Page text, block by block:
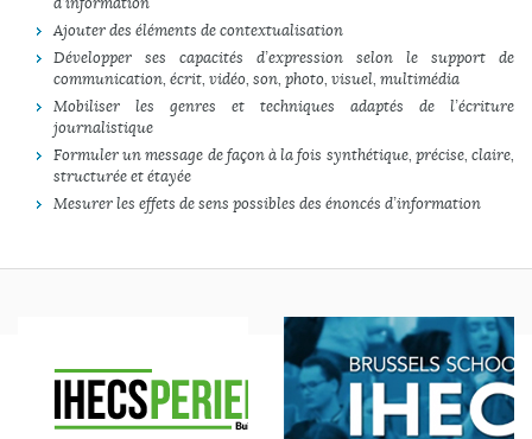
Ajouter des éléments de contextualisation
Développer ses capacités d’expression selon le support de
communication, écrit, vidéo, son, photo, visuel, multimédia
Mobiliser les genres et techniques adaptés de l’écriture
journalistique
Formuler un message de façon à la fois synthétique, précise, claire,
structurée et étayée
Mesurer les effets de sens possibles des énoncés d’information